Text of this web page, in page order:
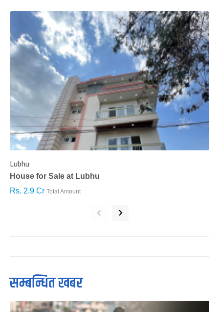
Lubhu
House for Sale at Lubhu
Rs. 2.9 Cr Total Amount
‹ ›
सम्बन्धित खबर